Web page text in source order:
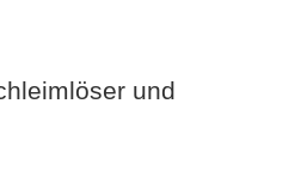
und